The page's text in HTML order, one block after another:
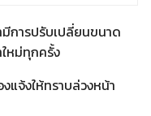
การปรับเปลี่ยนขนาด
หม่ทุกครั้ง
แจ้งให้ทราบล่วงหน้า